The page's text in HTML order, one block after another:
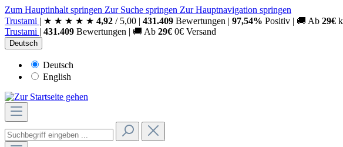
Zum Hauptinhalt springen Zur Suche springen Zur Hauptnavigation springen
Trustami | ★ ★ ★ ★ ★ 4,92 / 5,00 | 431.409 Bewertungen | 97,54% Positiv | 🚚 Ab 29€
Trustami | 431.409 Bewertungen | 🚚 Ab 29€ 0€ Versand
Deutsch
Deutsch
English